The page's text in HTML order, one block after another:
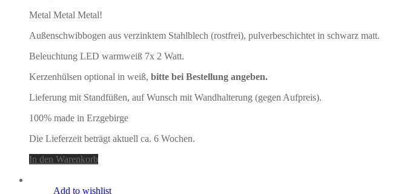
Metal Metal Metal!
Außenschwibbogen aus verzinktem Stahlblech (rostfrei), pulverbeschichtet in schwarz matt.
Beleuchtung LED warmweiß 7x 2 Watt.
Kerzenhülsen optional in weiß, bitte bei Bestellung angeben.
Lieferung mit Standfüßen, auf Wunsch mit Wandhalterung (gegen Aufpreis).
100% made in Erzgebirge
Die Lieferzeit beträgt aktuell ca. 6 Wochen.
In den Warenkorb
Add to wishlist